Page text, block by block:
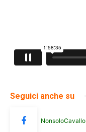
Seguici anche su
NonsoloCavallo